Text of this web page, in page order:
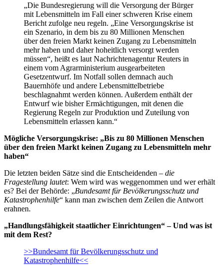
„Die Bundesregierung will die Versorgung der Bürger
mit Lebensmitteln im Fall einer schweren Krise einem
Bericht zufolge neu regeln. „Eine Versorgungskrise ist
ein Szenario, in dem bis zu 80 Millionen Menschen
über den freien Markt keinen Zugang zu Lebensmitteln
mehr haben und daher hoheitlich versorgt werden
müssen“, heißt es laut Nachrichtenagentur Reuters in
einem vom Agrarministerium ausgearbeiteten
Gesetzentwurf. Im Notfall sollen demnach auch
Bauernhöfe und andere Lebensmittelbetriebe
beschlagnahmt werden können. Außerdem enthält der
Entwurf wie bisher Ermächtigungen, mit denen die
Regierung Regeln zur Produktion und Zuteilung von
Lebensmitteln erlassen kann.“
Mögliche Versorgungskrise: „Bis zu 80 Millionen Menschen
über den freien Markt keinen Zugang zu Lebensmitteln mehr
haben“
Die letzten beiden Sätze sind die Entscheidenden – die
Fragestellung lautet: Wem wird was weggenommen und wer erhält
es? Bei der Behörde: „Bundesamt für Bevölkerungsschutz und
Katastrophenhilfe“ kann man zwischen dem Zeilen die Antwort
erahnen.
„Handlungsfähigkeit staatlicher Einrichtungen“ – Und was ist
mit dem Rest?
>>Bundesamt für Bevölkerungsschutz und
Katastrophenhilfe<<